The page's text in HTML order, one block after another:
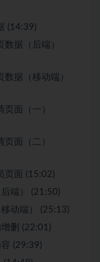
(14:39)
据（后端）
据（移动端）
面（一）
面（二）
页面 (15:02)
端） (21:50)
动端） (25:13)
删 (22:01)
(29:39)